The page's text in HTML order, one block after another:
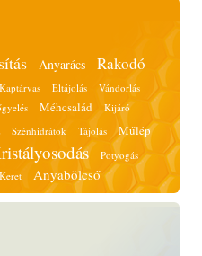
Anyarács
Rakodó
Kaptárvas Eltájolás Vándorlás
Méhcsalád Kijáró
Szénhidrátok Tájolás Műlép
Potyogás
Keret Anyabölcső